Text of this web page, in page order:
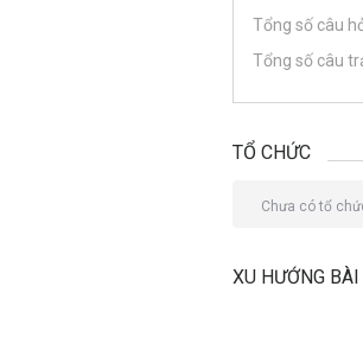
Tổng số câu
Tổng số câu
TỔ CHỨC
Chưa có tổ
XU HƯỚNG